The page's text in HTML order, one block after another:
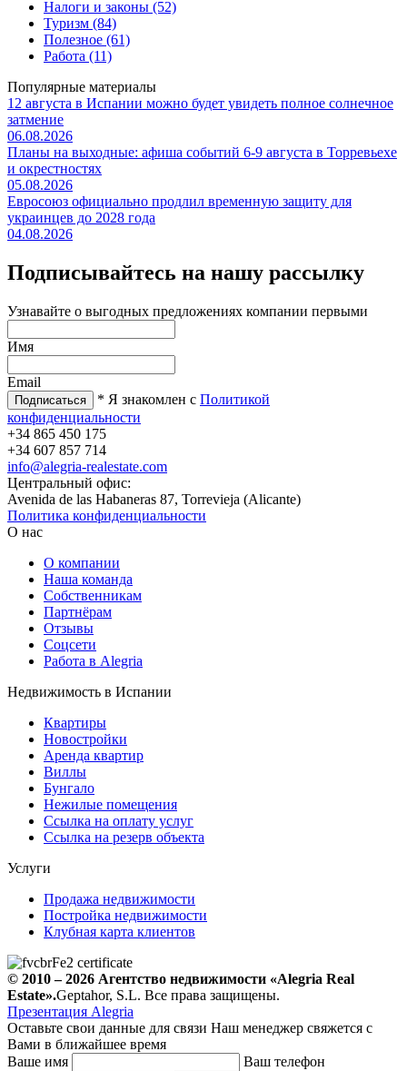
Налоги и законы (52)
Туризм (84)
Полезное (61)
Работа (11)
Популярные материалы
12 августа в Испании можно будет увидеть полное солнечное
затмение
06.08.2026
Планы на выходные: афиша событий 6-9 августа в Торревьехе
и окрестностях
05.08.2026
Евросоюз официально продлил временную защиту для
украинцев до 2028 года
04.08.2026
Подписывайтесь на нашу рассылку
Узнавайте о выгодных предложениях компании первыми
Имя
Email
* Я знакомлен с Политикой
конфиденциальности
+34 865 450 175
+34 607 857 714
info@alegria-realestate.com
Центральный офис:
Avenida de las Habaneras 87, Torrevieja (Alicante)
Политика конфиденциальности
О нас
О компании
Наша команда
Собственникам
Партнёрам
Отзывы
Соцсети
Работа в Alegria
Недвижимость в Испании
Квартиры
Новостройки
Аренда квартир
Виллы
Бунгало
Нежилые помещения
Ссылка на оплату услуг
Ссылка на резерв объекта
Услуги
Продажа недвижимости
Постройка недвижимости
Клубная карта клиентов
© 2010 – 2026 Агентство недвижимости «Alegria Real
Estate».Geptahor, S.L. Все права защищены.
Презентация Alegria
Оставьте свои данные для связи Наш менеджер свяжется с
Вами в ближайшее время
Ваше имя
Ваш телефон